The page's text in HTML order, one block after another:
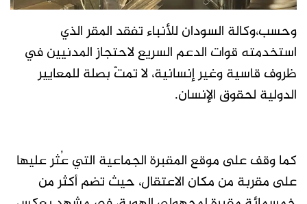
وحسب،وكالة السودان للأنباء تفقد المقر الذي
استخدمته قوات الدعم السريع لاحتجاز المدنيين في
ظروف قاسية وغير إنسانية، لا تمتّ بصلة للمعايير
الدولية لحقوق الإنسان.
كما وقف على موقع المقبرة الجماعية التي عُثر عليها
على مقربة من مكان الاعتقال، حيث تضم أكثر من